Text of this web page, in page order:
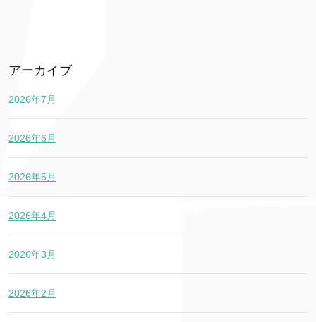
アーカイブ
2026年7月
2026年6月
2026年5月
2026年4月
2026年3月
2026年2月